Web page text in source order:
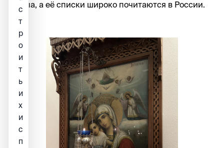
Афона, а её списки широко почитаются в России.
с
т
р
о
и
т
ь
и
х
и
с
п